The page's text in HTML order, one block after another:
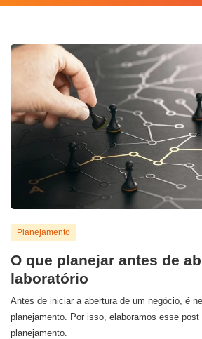
Planejamento
O que planejar antes de
laboratório
Antes de iniciar a abertura de um negócio, é
planejamento. Por isso, elaboramos esse
planejamento.